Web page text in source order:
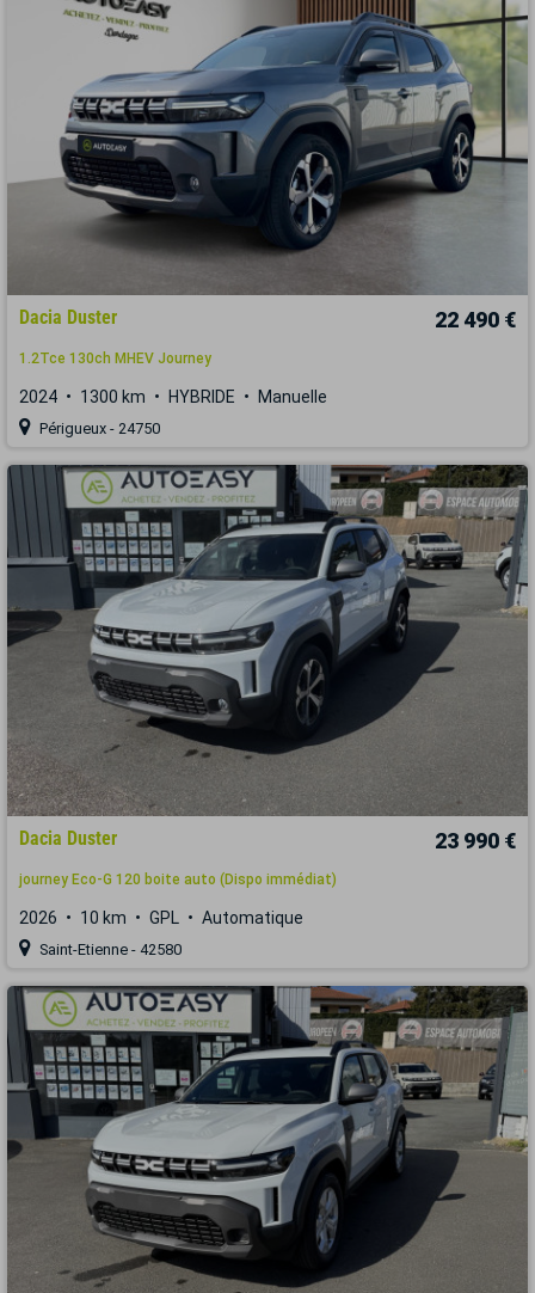
Dacia Duster 22 490 €
1.2Tce 130ch MHEV Journey
2024 1300 km HYBRIDE Manuelle
Périgueux - 24750
Dacia Duster 23 990 €
journey Eco-G 120 boite auto (Dispo immédiat)
2026 10 km GPL Automatique
Saint-Etienne - 42580